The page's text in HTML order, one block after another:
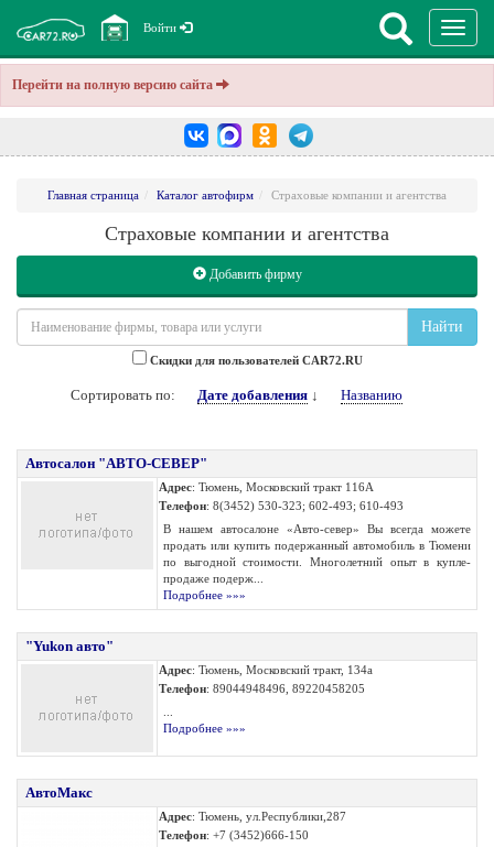
Перейти на полную версию сайта
Войти
Главная страница Каталог автофирм Страховые компании и агентства
Страховые компании и агентства
Добавить фирму
Найти
Cкидки для пользователей CAR72.RU
Сортировать по: Дате добавления↓ Названию
Автосалон "АВТО-СЕВЕР"
Адрес: Тюмень, Московский тракт 116А
Телефон: 8(3452) 530-323; 602-493; 610-493
В нашем автосалоне «Авто-север» Вы всегда можете
продать или купить подержанный автомобиль в Тюмени
по выгодной стоимости. Многолетний опыт в купле-
продаже подерж...
Подробнее »»»
"Yukon авто"
Адрес: Тюмень, Московский тракт, 134а
Телефон: 89044948496, 89220458205
Подробнее »»»
АвтоМакс
Адрес: Тюмень, ул.Республики,287
Телефон: +7 (3452)666-150